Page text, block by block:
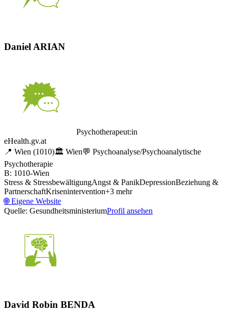
Daniel ARIAN
Psychotherapeut:in
eHealth.gv.at
📍 Wien (1010)🏛️ Wien💬 Psychoanalyse/Psychoanalytische
Psychotherapie
B: 1010-Wien
Stress & StressbewältigungAngst & PanikDepressionBeziehung &
PartnerschaftKrisenintervention+3 mehr
🌐Eigene Website
Quelle: GesundheitsministeriumProfil ansehen
David Robin BENDA